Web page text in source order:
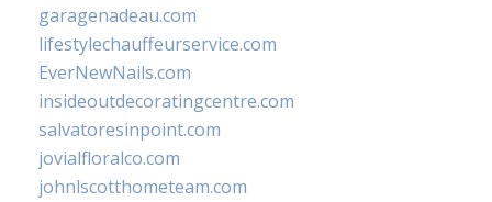
garagenadeau.com
lifestylechauffeurservice.com
EverNewNails.com
insideoutdecoratingcentre.com
salvatoresinpoint.com
jovialfloralco.com
johnlscotthometeam.com